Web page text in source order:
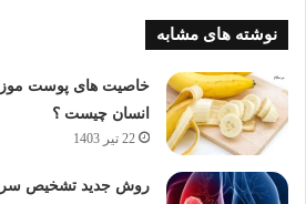
نوشته های مشابه
خاصیت های پوست
انسان چیست ؟
22 تیر 1403
روش جدید تشخیص